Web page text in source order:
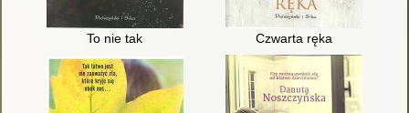
To nie tak Czwarta ręka